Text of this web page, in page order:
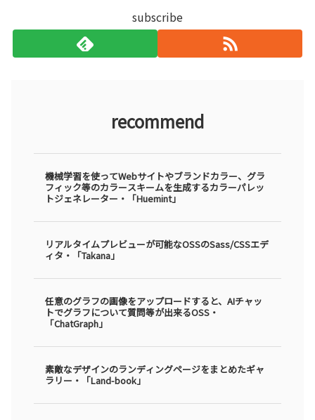
subscribe
recommend
機械学習を使ってWebサイトやブランドカラー、グラ
フィック等のカラースキームを生成するカラーパレッ
トジェネレーター・「Huemint」
リアルタイムプレビューが可能なOSSのSass/CSSエデ
ィタ・「Takana」
任意のグラフの画像をアップロードすると、AIチャッ
トでグラフについて質問等が出来るOSS・
「ChatGraph」
素敵なデザインのランディングページをまとめたギャ
ラリー・「Land-book」